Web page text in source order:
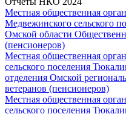
Местная общественная
Медвежинского сельского
Омской области
(пенсионеров)
Местная общественная
сельского поселения
отделения Омской
ветеранов (пенсионеров)
Местная общественная
сельского поселения